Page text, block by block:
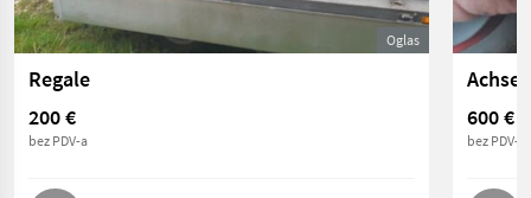
Oglas
Regale
200 €
bez PDV-a
Achsen
600 €
bez PDV-a